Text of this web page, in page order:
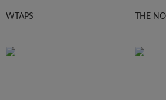
WTAPS THE